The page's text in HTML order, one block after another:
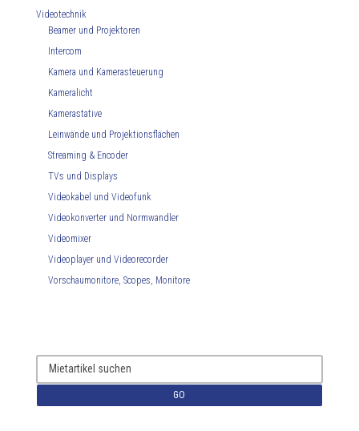
Videotechnik
Beamer und Projektoren
Intercom
Kamera und Kamerasteuerung
Kameralicht
Kamerastative
Leinwände und Projektionsflächen
Streaming & Encoder
TVs und Displays
Videokabel und Videofunk
Videokonverter und Normwandler
Videomixer
Videoplayer und Videorecorder
Vorschaumonitore, Scopes, Monitore
GO